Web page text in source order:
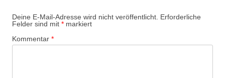
Deine E-Mail-Adresse wird nicht veröffentlicht. Erforderliche
Felder sind mit * markiert
Kommentar *